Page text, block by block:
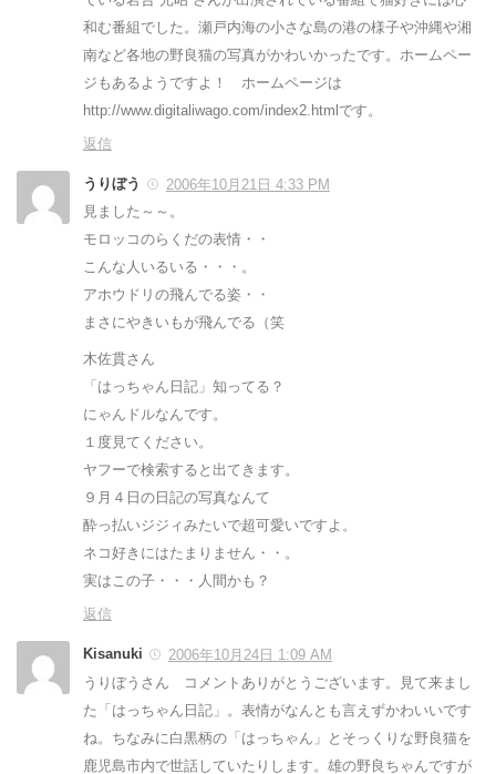
和む番組でした。瀬戸内海の小さな島の港の様子や沖縄や湘
南など各地の野良猫の写真がかわいかったです。ホームペー
ジもあるようですよ！ ホームページは
http://www.digitaliwago.com/index2.htmlです。
返信
うりぼう
2006年10月21日 4:33 PM
見ました～～。
モロッコのらくだの表情・・
こんな人いるいる・・・。
アホウドリの飛んでる姿・・
まさにやきいもが飛んでる（笑
木佐貫さん
「はっちゃん日記」知ってる？
にゃんドルなんです。
１度見てください。
ヤフーで検索すると出てきます。
９月４日の日記の写真なんて
酔っ払いジジィみたいで超可愛いですよ。
ネコ好きにはたまりません・・。
実はこの子・・・人間かも？
返信
Kisanuki
2006年10月24日 1:09 AM
うりぼうさん コメントありがとうございます。見て来まし
た「はっちゃん日記」。表情がなんとも言えずかわいいです
ね。ちなみに白黒柄の「はっちゃん」とそっくりな野良猫を
鹿児島市内で世話していたりします。雄の野良ちゃんですが